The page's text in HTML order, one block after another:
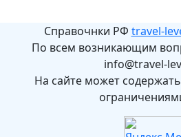
Справочнки РФ travel-
По всем возникающим
info@travel-
На сайте может